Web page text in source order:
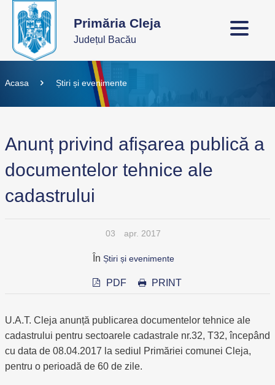
Primăria Cleja
Județul Bacău
Acasa Știri și evenimente
Anunț privind afișarea publică a
documentelor tehnice ale
cadastrului
03 apr. 2017
În Știri și evenimente
PDF PRINT
U.A.T. Cleja anunță publicarea documentelor tehnice ale
cadastrului pentru sectoarele cadastrale nr.32, T32, începând
cu data de 08.04.2017 la sediul Primăriei comunei Cleja,
pentru o perioadă de 60 de zile.